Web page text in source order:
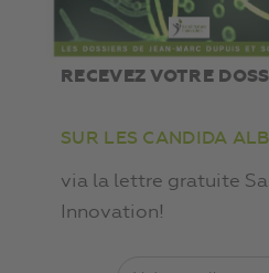
RECEVEZ VOTRE
SUR LES CANDIDA
via la lettre gratuite
Innovation!